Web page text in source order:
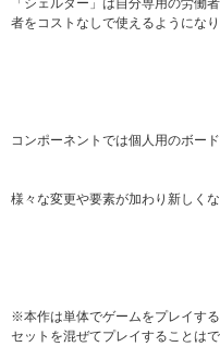
「シェルター」は自分専用の労働
者をコストなしで使えるようになり
コンポーネントでは個人用のボー
様々な変更や要素が加わり新しく
※本作は単体でゲームをプレイす
セットを混ぜてプレイすることはで